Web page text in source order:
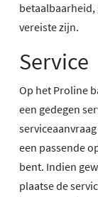
vereiste zijn.
Service
Op het Proline
een gedegen
een passende
bent. Indien
plaatse de